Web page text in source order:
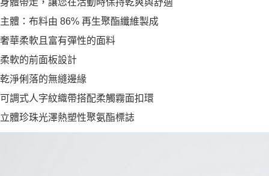
身體帶走，讓您在活動時保持乾爽與舒適
主體：布料由 86% 再生聚酯纖維製成
奢華柔軟且富有彈性的面料
柔軟的前面板設計
乾淨俐落的無縫邊緣
可調式人字紋織帶搭配柔觸霧面扣環
立體珍珠光澤熱塑性聚氨酯標誌